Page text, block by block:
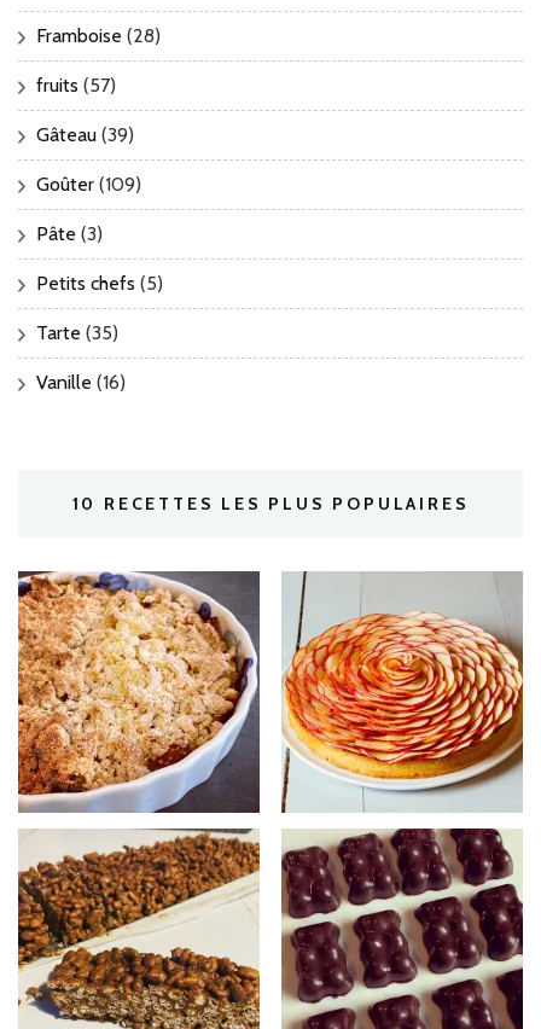
Framboise (28)
fruits (57)
Gâteau (39)
Goûter (109)
Pâte (3)
Petits chefs (5)
Tarte (35)
Vanille (16)
10 RECETTES LES PLUS POPULAIRES